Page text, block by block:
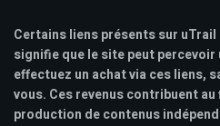
Certains liens présents sur
signifie que le site peut
effectuez un achat via ces liens,
vous. Ces revenus contribuent
production de contenus